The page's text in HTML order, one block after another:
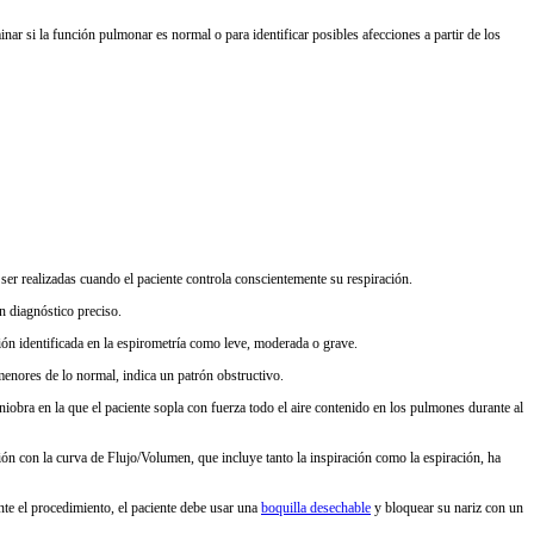
si la función pulmonar es normal o para identificar posibles afecciones a partir de los
realizadas cuando el paciente controla conscientemente su respiración.
diagnóstico preciso.
identificada en la espirometría como leve, moderada o grave.
de lo normal, indica un patrón obstructivo.
en la que el paciente sopla con fuerza todo el aire contenido en los pulmones durante al
con la curva de Flujo/Volumen, que incluye tanto la inspiración como la espiración, ha
el procedimiento, el paciente debe usar una boquilla desechable y bloquear su nariz con un